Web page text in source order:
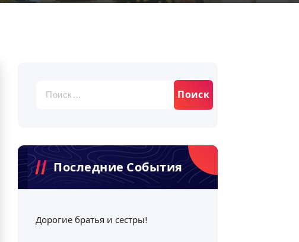
Последние События
Дорогие братья и сестры!